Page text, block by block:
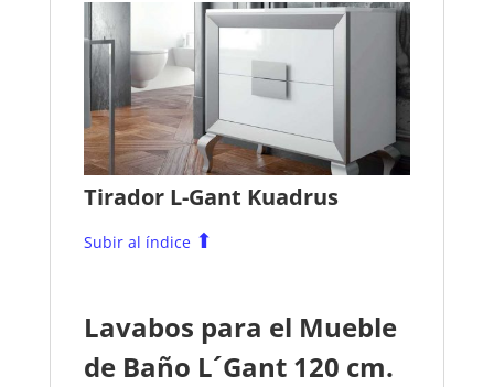
Tirador L-Gant Kuadrus
Subir al índice ⬆
Lavabos para el Mueble
de Baño L´Gant 120 cm.